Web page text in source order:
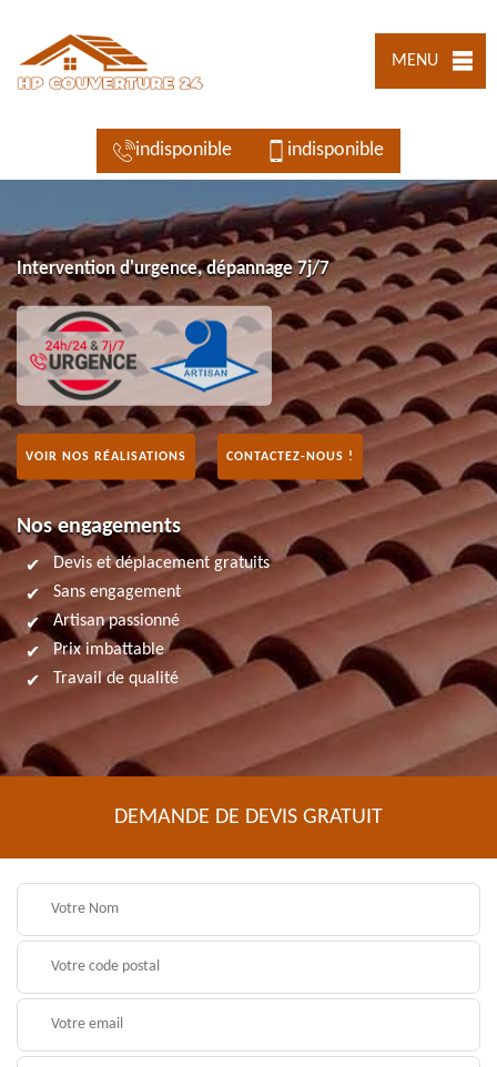
MENU
indisponible indisponible
Intervention d'urgence, dépannage 7j/7
VOIR NOS RÉALISATIONS CONTACTEZ-NOUS !
Nos engagements
Devis et déplacement gratuits
Sans engagement
Artisan passionné
Prix imbattable
Travail de qualité
DEMANDE DE DEVIS GRATUIT